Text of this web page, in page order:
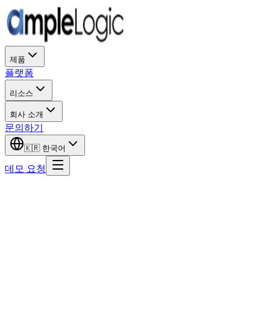
제품
플랫폼
리소스
회사 소개
문의하기
🇰🇷 한국어
데모 요청